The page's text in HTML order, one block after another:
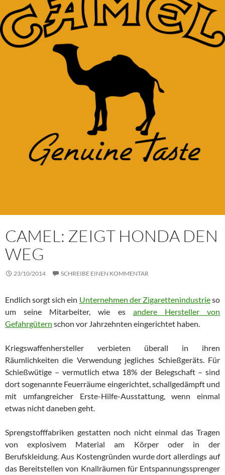
CAMEL: ZEIGT HONDA DEN
WEG
23/10/2014 SCHREIBE EINEN KOMMENTAR
Endlich sorgt sich ein Unternehmen der Zigarettenindustrieso
um seine Mitarbeiter, wie es andere Hersteller von
Gefahrgütern schon vor Jahrzehnten eingerichtet haben.
Kriegswaffenhersteller verbieten überall in ihren
Räumlichkeiten die Verwendung jegliches Schießgeräts. Für
Schießwütige – ver­mut­lich etwa 18% der Belegschaft – sind
dort sogenannte Feuerräume ein­ge­rich­tet, schallgedämpft und
mit umfangreicher Erste-Hilfe-Aus­stat­tung, wenn einmal
etwas nicht daneben geht.
Sprengstofffabriken gestatten noch nicht einmal das Tragen
von ex­plo­si­vem Material am Körper oder in der
Berufskleidung. Aus Kos­ten­grün­den wurde dort allerdings auf
das Bereitstellen von Knall­räu­men für Entspannungssprenger